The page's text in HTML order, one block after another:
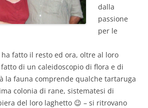
dalla
passione
per le
ha fatto il resto ed ora, oltre al loro
di un caleidoscopio di flora e di
la fauna comprende qualche tartaruga
colonia di rane, sistematesi di
del loro laghetto 😉 – si ritrovano